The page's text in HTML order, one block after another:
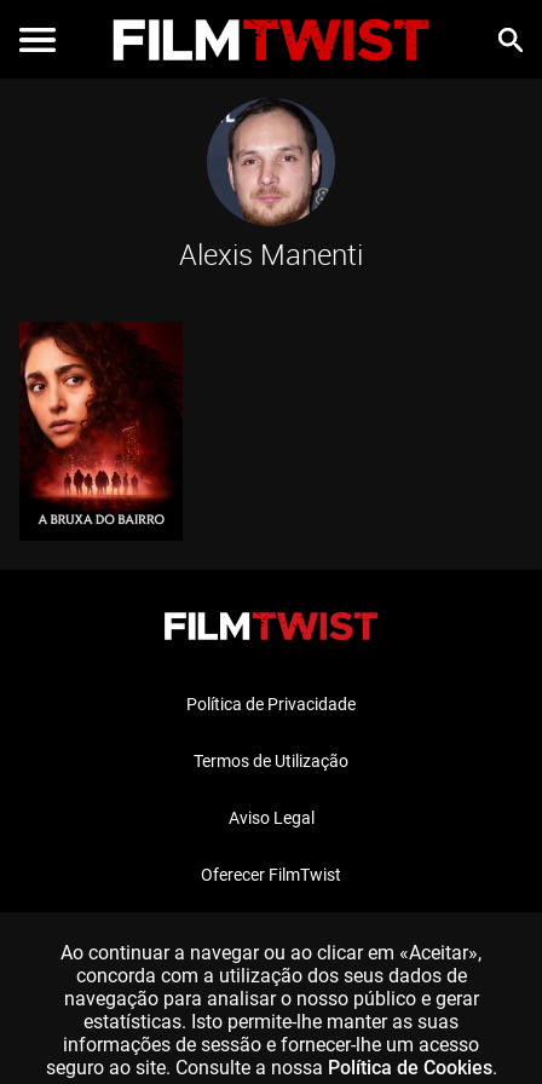
Alexis Manenti
Política de Privacidade
Termos de Utilização
Aviso Legal
Oferecer FilmTwist
Ao continuar a navegar ou ao clicar em «Aceitar»,
concorda com a utilização dos seus dados de
navegação para analisar o nosso público e gerar
estatísticas. Isto permite-lhe manter as suas
informações de sessão e fornecer-lhe um acesso
seguro ao site. Consulte a nossa Política de Cookies.